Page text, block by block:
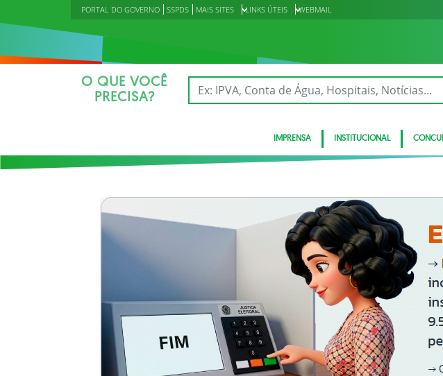
PORTAL DO GOVERNO SSPDS MAIS SITES LINKS ÚTEIS WEBMAIL
O QUE VOCÊ
PRECISA?
IMPRENSA INSTITUCIONAL